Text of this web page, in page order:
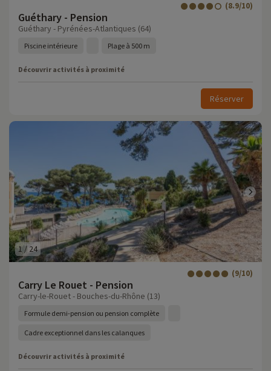
Guéthary - Pension
(8.9/10)
Guéthary - Pyrénées-Atlantiques (64)
Piscine intérieure Plage à 500 m
Découvrir activités à proximité
Réserver
1/ 24
Carry Le Rouet - Pension
(9/10)
Carry-le-Rouet - Bouches-du-Rhône (13)
Formule demi-pension ou pension complète
Cadre exceptionnel dans les calanques
Découvrir activités à proximité